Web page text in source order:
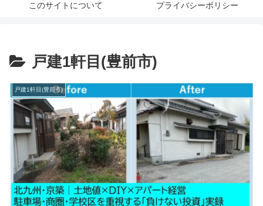
このサイトについて プライバシーポリシー
戸建1軒目(豊前市)
戸建1軒目(豊前市)